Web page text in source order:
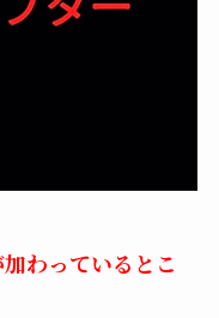
わっているとこ